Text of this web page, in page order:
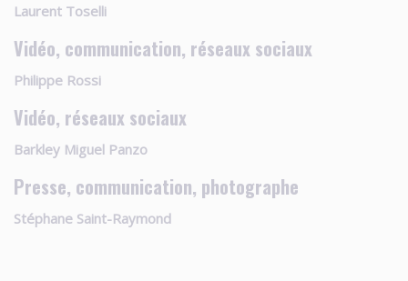
Laurent Toselli
Vidéo, communication, réseaux sociaux
Philippe Rossi
Vidéo, réseaux sociaux
Barkley Miguel Panzo
Presse, communication, photographe
Stéphane Saint-Raymond